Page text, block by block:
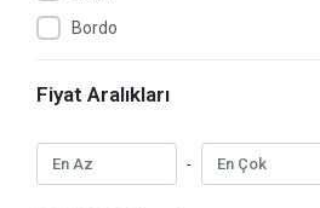
Bordo
Fiyat Aralıkları
-